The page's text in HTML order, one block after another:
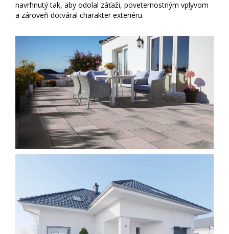
navrhnutý tak, aby odolal záťaži, poveternostným vplyvom
a zároveň dotváral charakter exteriéru.